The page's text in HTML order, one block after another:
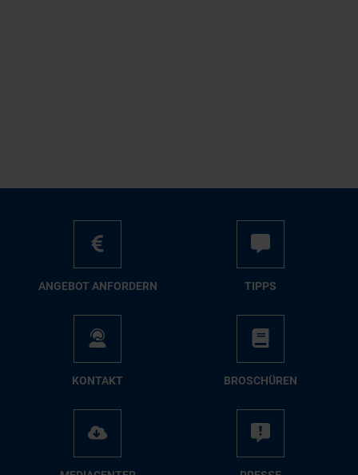
AN­GE­BOT AN­FOR­DERN TIPPS
KON­TAKT BRO­SCHÜ­REN